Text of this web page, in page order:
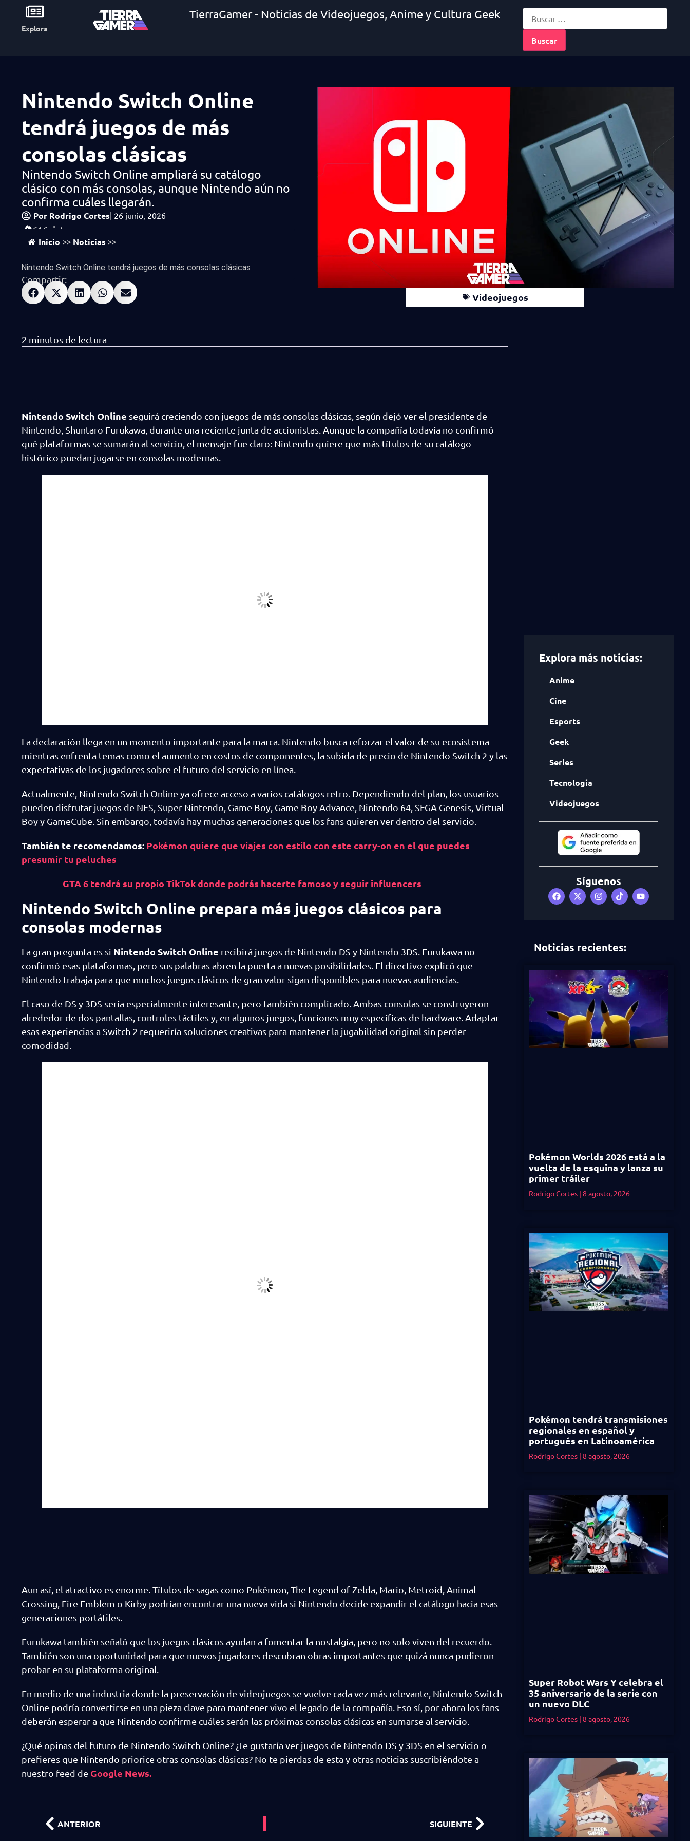
Explora
TierraGamer - Noticias de Videojuegos, Anime y Cultura Geek
Nintendo Switch Online
tendrá juegos de más
consolas clásicas
Nintendo Switch Online ampliará su catálogo
clásico con más consolas, aunque Nintendo aún no
confirma cuáles llegarán.
Por Rodrigo Cortes| 26 junio, 2026
616 vistas
Inicio >> Noticias >>
Nintendo Switch Online tendrá juegos de más consolas clásicas
Compartir:
Videojuegos
Nintendo Switch Online seguirá creciendo con juegos de más consolas clásicas, según dejó ver el presidente de
Nintendo, Shuntaro Furukawa, durante una reciente junta de accionistas. Aunque la compañía todavía no confirmó
qué plataformas se sumarán al servicio, el mensaje fue claro: Nintendo quiere que más títulos de su catálogo
histórico puedan jugarse en consolas modernas.
La declaración llega en un momento importante para la marca. Nintendo busca reforzar el valor de su ecosistema
mientras enfrenta temas como el aumento en costos de componentes, la subida de precio de Nintendo Switch 2 y las
expectativas de los jugadores sobre el futuro del servicio en línea.
Actualmente, Nintendo Switch Online ya ofrece acceso a varios catálogos retro. Dependiendo del plan, los usuarios
pueden disfrutar juegos de NES, Super Nintendo, Game Boy, Game Boy Advance, Nintendo 64, SEGA Genesis, Virtual
Boy y GameCube. Sin embargo, todavía hay muchas generaciones que los fans quieren ver dentro del servicio.
También te recomendamos: Pokémon quiere que viajes con estilo con este carry-on en el que puedes
presumir tu peluches
GTA 6 tendrá su propio TikTok donde podrás hacerte famoso y seguir influencers
Nintendo Switch Online prepara más juegos clásicos para
consolas modernas
La gran pregunta es si Nintendo Switch Online recibirá juegos de Nintendo DS y Nintendo 3DS. Furukawa no
confirmó esas plataformas, pero sus palabras abren la puerta a nuevas posibilidades. El directivo explicó que
Nintendo trabaja para que muchos juegos clásicos de gran valor sigan disponibles para nuevas audiencias.
El caso de DS y 3DS sería especialmente interesante, pero también complicado. Ambas consolas se construyeron
alrededor de dos pantallas, controles táctiles y, en algunos juegos, funciones muy específicas de hardware. Adaptar
esas experiencias a Switch 2 requeriría soluciones creativas para mantener la jugabilidad original sin perder
comodidad.
Aun así, el atractivo es enorme. Títulos de sagas como Pokémon, The Legend of Zelda, Mario, Metroid, Animal
Crossing, Fire Emblem o Kirby podrían encontrar una nueva vida si Nintendo decide expandir el catálogo hacia esas
generaciones portátiles.
Furukawa también señaló que los juegos clásicos ayudan a fomentar la nostalgia, pero no solo viven del recuerdo.
También son una oportunidad para que nuevos jugadores descubran obras importantes que quizá nunca pudieron
probar en su plataforma original.
En medio de una industria donde la preservación de videojuegos se vuelve cada vez más relevante, Nintendo Switch
Online podría convertirse en una pieza clave para mantener vivo el legado de la compañía. Eso sí, por ahora los fans
deberán esperar a que Nintendo confirme cuáles serán las próximas consolas clásicas en sumarse al servicio.
¿Qué opinas del futuro de Nintendo Switch Online? ¿Te gustaría ver juegos de Nintendo DS y 3DS en el servicio o
prefieres que Nintendo priorice otras consolas clásicas? No te pierdas de esta y otras noticias suscribiéndote a
nuestro feed de Google News.
ANTERIOR SIGUIENTE
Explora más noticias:
Anime
Cine
Esports
Geek
Series
Tecnología
Videojuegos
Síguenos
Noticias recientes:
Pokémon Worlds 2026 está a la
vuelta de la esquina y lanza su
primer tráiler
Rodrigo Cortes 8 agosto, 2026
Pokémon tendrá transmisiones
regionales en español y
portugués en Latinoamérica
Rodrigo Cortes 8 agosto, 2026
Super Robot Wars Y celebra el
35 aniversario de la serie con
un nuevo DLC
Rodrigo Cortes 8 agosto, 2026